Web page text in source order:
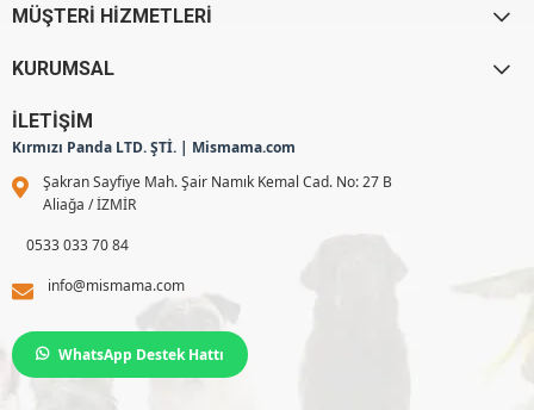
MÜŞTERİ HİZMETLERİ
KURUMSAL
İLETİŞİM
Kırmızı Panda LTD. ŞTİ. | Mismama.com
Şakran Sayfiye Mah. Şair Namık Kemal Cad. No: 27 B
Aliağa / İZMİR
0533 033 70 84
info@mismama.com
WhatsApp Destek Hattı